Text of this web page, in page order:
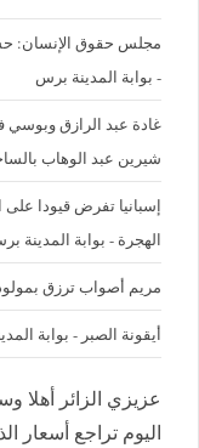
مجلس حقوق الإنسان:
- بوابة المدينة برس
غادة عبد الرازق
شيرين عبد الوهاب
إسبانيا تفرض قيودا
الهجرة - بوابة المدينة
مريم أصواب ترزق
أيقونة الصبر - بوابة
عزيزي الزائر أهلا